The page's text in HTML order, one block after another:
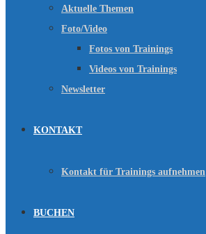
Aktuelle Themen
Foto/Video
Fotos von Trainings
Videos von Trainings
Newsletter
KONTAKT
Kontakt für Trainings aufnehmen
BUCHEN